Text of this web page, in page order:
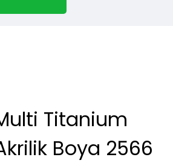
Titanium
Boya 2566